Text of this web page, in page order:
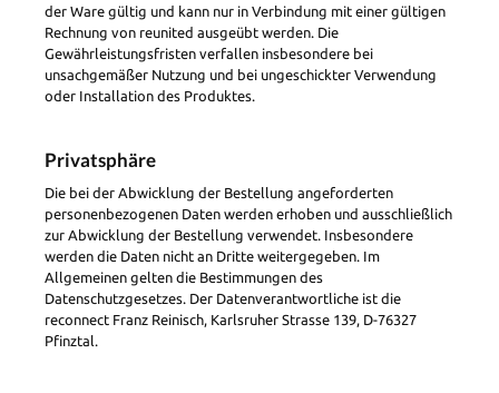
der Ware gültig und kann nur in Verbindung mit einer gültigen
Rechnung von reunited ausgeübt werden. Die
Gewährleistungsfristen verfallen insbesondere bei
unsachgemäßer Nutzung und bei ungeschickter Verwendung
oder Installation des Produktes.
Privatsphäre
Die bei der Abwicklung der Bestellung angeforderten
personenbezogenen Daten werden erhoben und ausschließlich
zur Abwicklung der Bestellung verwendet. Insbesondere
werden die Daten nicht an Dritte weitergegeben. Im
Allgemeinen gelten die Bestimmungen des
Datenschutzgesetzes. Der Datenverantwortliche ist die
reconnect Franz Reinisch, Karlsruher Strasse 139, D-76327
Pfinztal.